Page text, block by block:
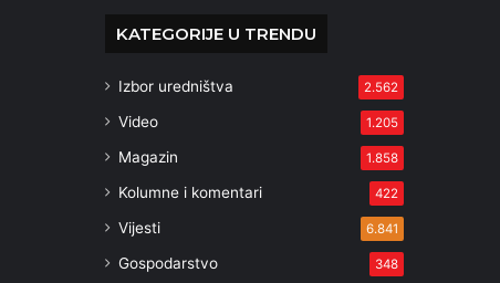
KATEGORIJE U TRENDU
Izbor uredništva 2.562
Video 1.205
Magazin 1.858
Kolumne i komentari 422
Vijesti 6.841
Gospodarstvo 348